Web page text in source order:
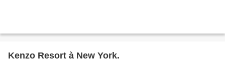
Kenzo Resort à New York.